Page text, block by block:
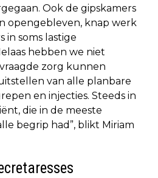
Ook de gipskamers
opengebleven, knap werk
in soms lastige
hebben we niet
zorg kunnen
van alle planbare
en injecties. Steeds in
die in de meeste
begrip had”, blikt Miriam